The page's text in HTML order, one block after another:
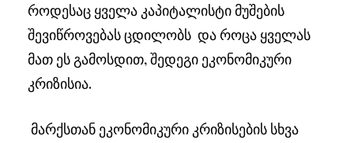
როდესაც ყველა კაპიტალისტი მუშების
შევიწროვებას ცდილობს და როცა ყველას
მათ ეს გამოსდით, შედეგი ეკონომიკური
კრიზისია.
მარქსთან ეკონომიკური კრიზისების სხვა